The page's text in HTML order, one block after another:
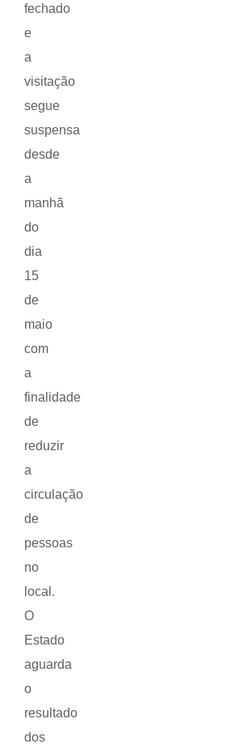
fechado
e
a
visitação
segue
suspensa
desde
a
manhã
do
dia
15
de
maio
com
a
finalidade
de
reduzir
a
circulação
de
pessoas
no
local.
O
Estado
aguarda
o
resultado
dos